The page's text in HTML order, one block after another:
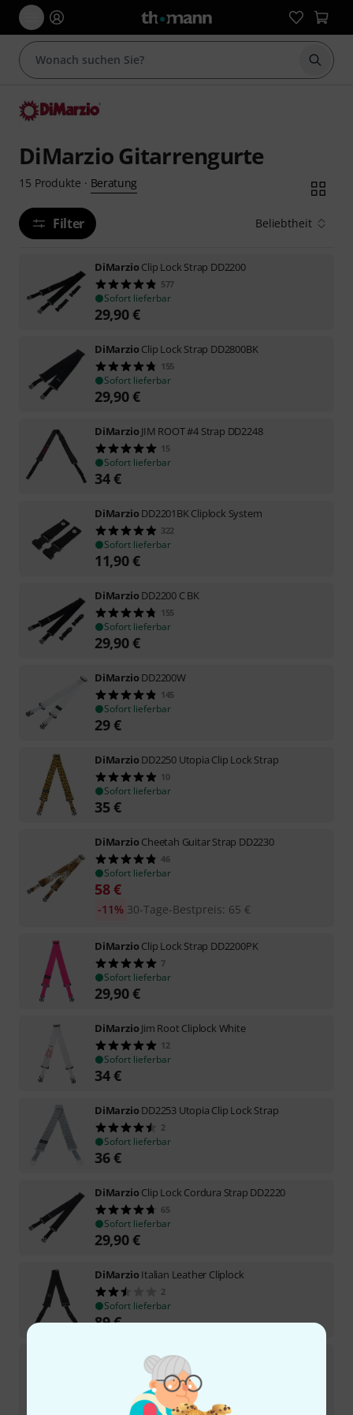
Suche
DiMarzio Gitarrengurte
15 Produkte · Beratung
Filter Beliebtheit
DiMarzioClip Lock Strap DD2200
577
Sofort lieferbar
29,90€
DiMarzioClip Lock Strap DD2800BK
155
Sofort lieferbar
29,90€
DiMarzioJIM ROOT #4 Strap DD2248
15
Sofort lieferbar
34€
DiMarzioDD2201BK Cliplock System
322
Sofort lieferbar
11,90€
DiMarzioDD2200 C BK
155
Sofort lieferbar
29,90€
DiMarzioDD2200W
145
Sofort lieferbar
29€
DiMarzioDD2250 Utopia Clip Lock Strap
10
Sofort lieferbar
35€
DiMarzioCheetah Guitar Strap DD2230
46
Sofort lieferbar
58€
30-Tage-Bestpreis: 65 €
-11%
DiMarzioClip Lock Strap DD2200PK
7
Sofort lieferbar
29,90€
DiMarzioJim Root Cliplock White
12
Sofort lieferbar
34€
DiMarzioDD2253 Utopia Clip Lock Strap
2
Sofort lieferbar
36€
DiMarzioClip Lock Cordura Strap DD2220
65
Sofort lieferbar
29,90€
DiMarzioItalian Leather Cliplock
2
Sofort lieferbar
89€
Clip Lock Strap DD2200GN
Sofort lieferbar